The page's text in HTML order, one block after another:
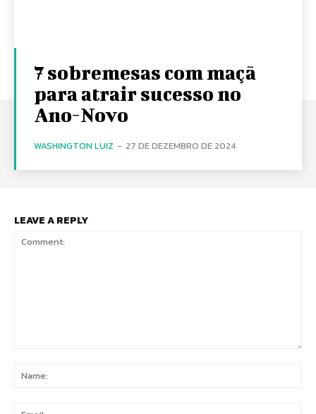
7 sobremesas com maçã
para atrair sucesso no
Ano-Novo
WASHINGTON LUIZ - 27 DE DEZEMBRO DE 2024
LEAVE A REPLY